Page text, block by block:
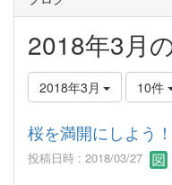
2018年3月
2018年3月 10件
桜を満開にしよう！
投稿日時 : 2018/03/27